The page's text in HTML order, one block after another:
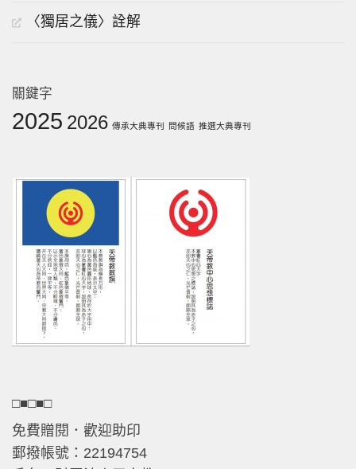
〈獨居之儀〉詮解
關鍵字
2025 2026 傳承大典專刊 問候語 推選大典專刊
□■□■□
免費贈閱．歡迎助印
郵撥帳號：22194754